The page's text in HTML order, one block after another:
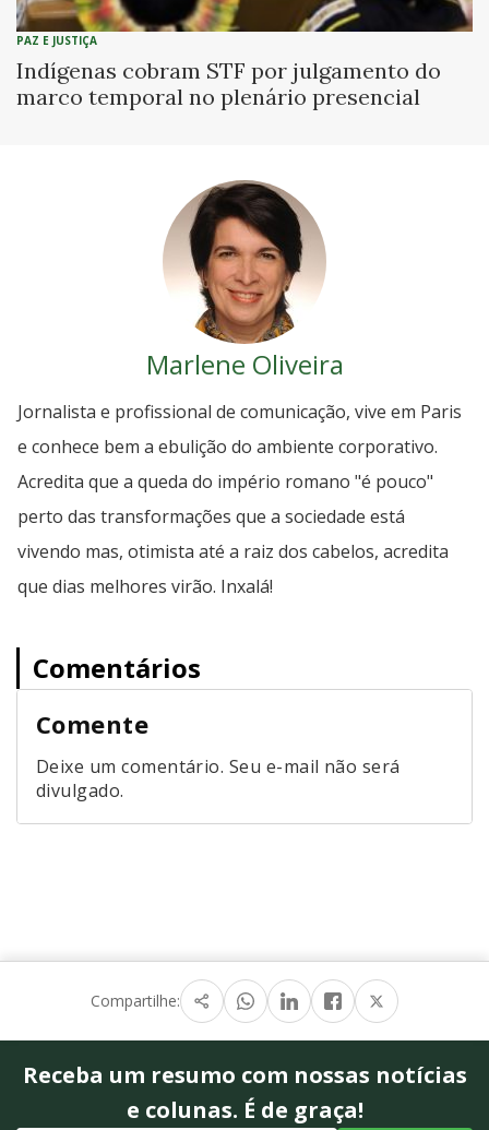
PAZ E JUSTIÇA
Indígenas cobram STF por julgamento do
marco temporal no plenário presencial
Marlene Oliveira
Jornalista e profissional de comunicação, vive em Paris
e conhece bem a ebulição do ambiente corporativo.
Acredita que a queda do império romano "é pouco"
perto das transformações que a sociedade está
vivendo mas, otimista até a raiz dos cabelos, acredita
que dias melhores virão. Inxalá!
Comentários
Comente
Deixe um comentário. Seu e-mail não será
divulgado.
Compartilhe:
Receba um resumo com nossas notícias
e colunas. É de graça!